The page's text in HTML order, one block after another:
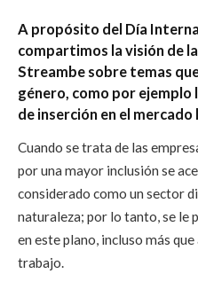
A propósito del Día
compartimos la visión de
Streambe sobre temas
género, como por ejemplo
de inserción en el mercado
Cuando se trata de las
por una mayor inclusión se
considerado como un sector
naturaleza; por lo tanto, se le
en este plano, incluso más
trabajo.